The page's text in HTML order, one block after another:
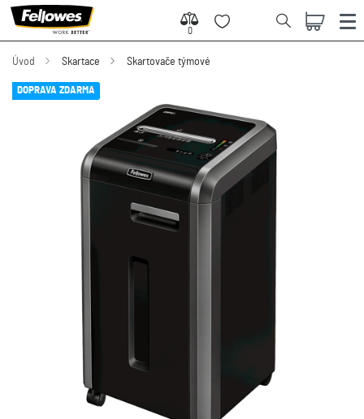
0
0
Úvod Skartace Skartovače týmové
DOPRAVA ZDARMA